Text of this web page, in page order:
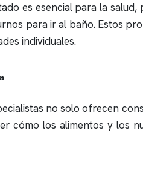
es esencial para la
para ir al baño. Estos
individuales.
no solo ofrecen
cómo los alimentos y los